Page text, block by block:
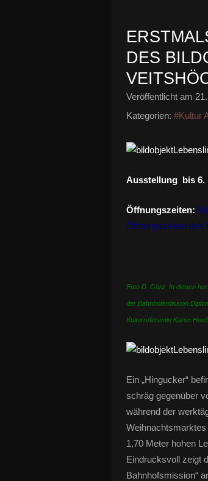
DES
Veröffentlicht am
Kategorien: #Kultur
Ausstellung bis 6.
Öffnungszeiten:
Öffnungszeiten des
Foto D. Gürz: In diesen
der Bahnhofsmission
Kulturreferentin Karen
Ein „Hingucker“
schräg gegenüber
während der
1,70 Meter hohen
Eindrucksvoll zeigt
Bahnhofsmission“